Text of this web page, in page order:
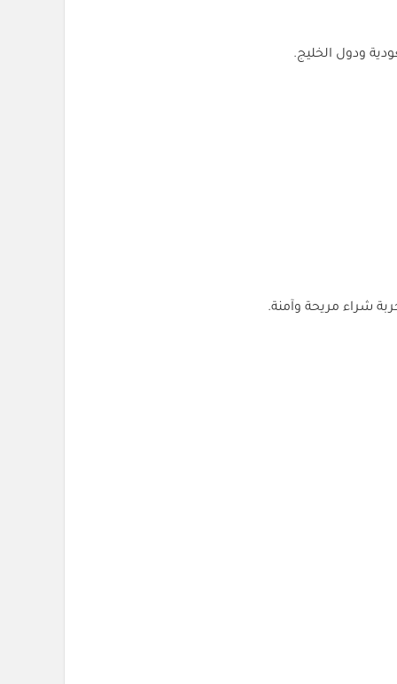
ودول الخليج.
شراء مريحة وآمنة.